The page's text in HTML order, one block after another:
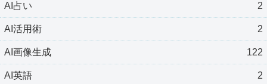
AI占い 2
AI活用術 2
AI画像生成 122
AI英語 2